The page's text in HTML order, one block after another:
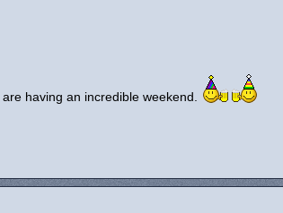
having an incredible weekend.